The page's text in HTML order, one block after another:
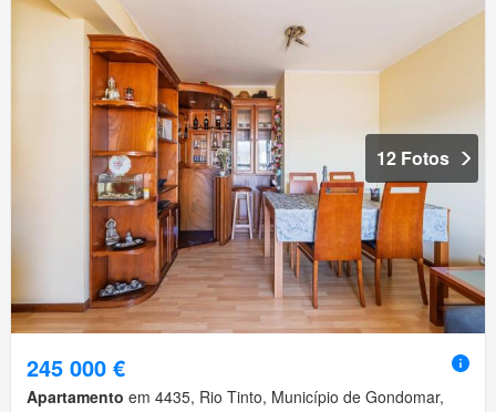
12 Fotos
245 000 €
Apartamento em 4435, Rio Tinto, Município de Gondomar,